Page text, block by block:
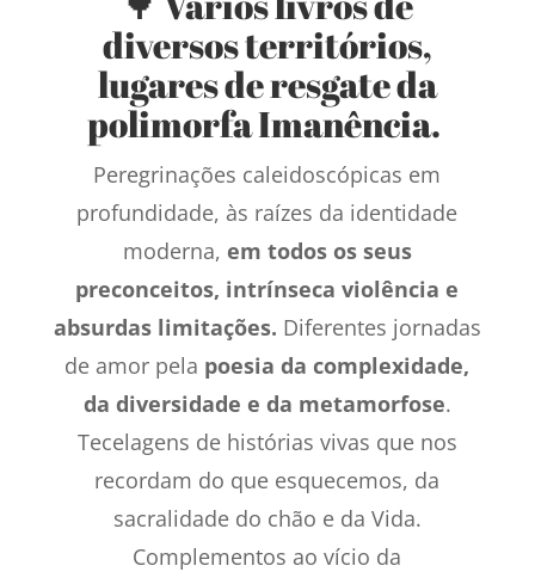
diversos territórios,
lugares de resgate da
polimorfa Imanência.
Peregrinações caleidoscópicas em
profundidade, às raízes da identidade
moderna, em todos os seus
preconceitos, intrínseca violência e
absurdas limitações. Diferentes jornadas
de amor pela poesia da complexidade,
da diversidade e da metamorfose.
Tecelagens de histórias vivas que nos
recordam do que esquecemos, da
sacralidade do chão e da Vida.
Complementos ao vício da